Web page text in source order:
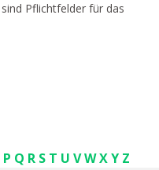
Pflichtfelder für das
P Q R S T U VWXY Z